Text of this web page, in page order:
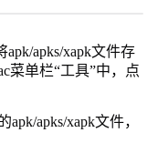
apks/xapk文件存
菜单栏“工具”中，点
apks/xapk文件，